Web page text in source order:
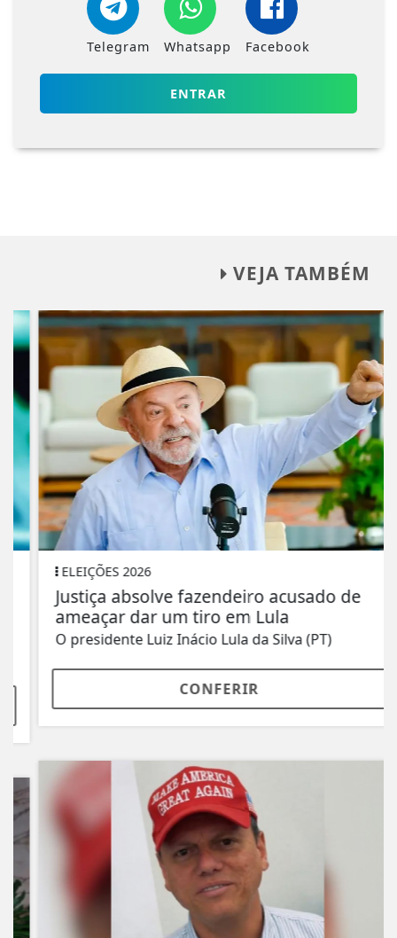
Telegram Whatsapp Facebook
ENTRAR
VEJA TAMBÉM
ELEIÇÕES 2026
Justiça absolve fazendeiro acusado de
ameaçar dar um tiro em Lula
O presidente Luiz Inácio Lula da Silva (PT)
CONFERIR